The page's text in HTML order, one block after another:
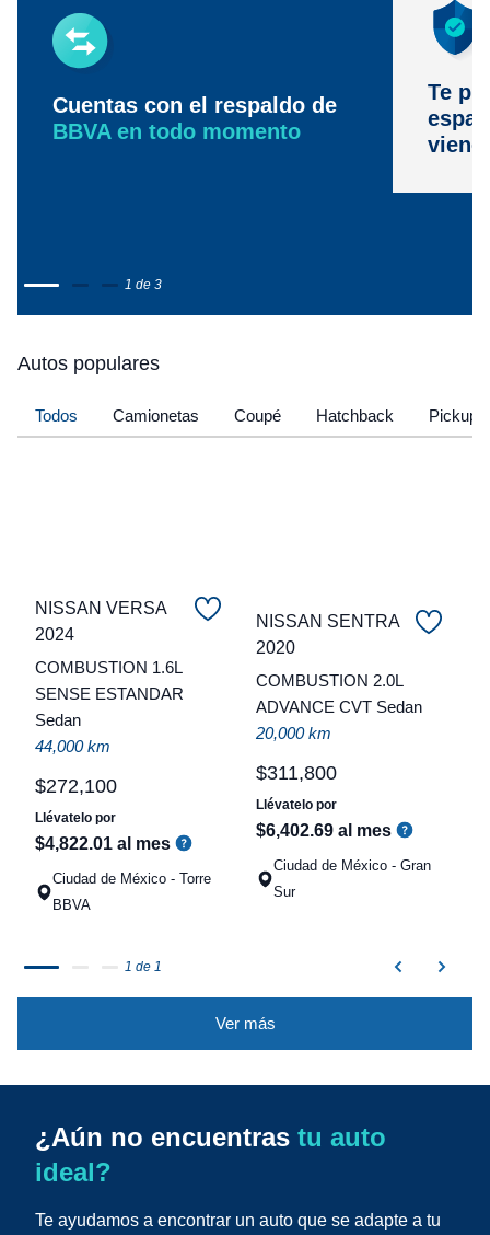
Cuentas con el respaldo de
BBVA en todo momento
Te
1 de 3
Autos populares
Todos Camionetas Coupé Hatchback Pickup
NISSAN VERSA
2024
COMBUSTION 1.6L
SENSE ESTANDAR
Sedan
44,000 km
$272,100
Llévatelo por
$4,822.01 al mes
Ciudad de México - Torre
BBVA
NISSAN SENTRA
2020
COMBUSTION 2.0L
ADVANCE CVT Sedan
20,000 km
$311,800
Llévatelo por
$6,402.69 al mes
Ciudad de México - Gran
Sur
1 de 1
Ver más
¿Aún no encuentras tu auto
ideal?
Te ayudamos a encontrar un auto que se adapte a tu